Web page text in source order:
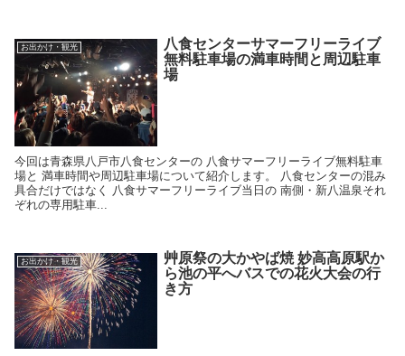
お出かけ・観光
八食センターサマーフリーライブ
無料駐車場の満車時間と周辺駐車
場
今回は青森県八戸市八食センターの 八食サマーフリーライブ無料駐車
場と 満車時間や周辺駐車場について紹介します。 八食センターの混み
具合だけではなく 八食サマーフリーライブ当日の 南側・新八温泉それ
ぞれの専用駐車...
お出かけ・観光
艸原祭の大かやば焼 妙高高原駅か
ら池の平へバスでの花火大会の行
き方